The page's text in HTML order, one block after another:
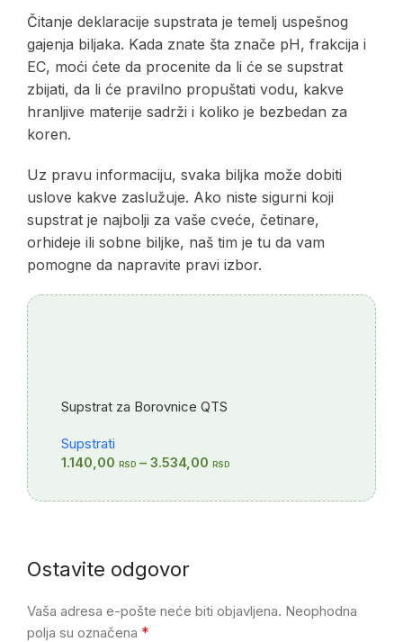
Čitanje deklaracije supstrata je temelj uspešnog
gajenja biljaka. Kada znate šta znače pH, frakcija i
EC, moći ćete da procenite da li će se supstrat
zbijati, da li će pravilno propuštati vodu, kakve
hranljive materije sadrži i koliko je bezbedan za
koren.
Uz pravu informaciju, svaka biljka može dobiti
uslove kakve zaslužuje. Ako niste sigurni koji
supstrat je najbolji za vaše cveće, četinare,
orhideje ili sobne biljke, naš tim je tu da vam
pomogne da napravite pravi izbor.
Supstrat za Borovnice QTS
Supstrati
1.140,00 RSD – 3.534,00 RSD
Ostavite odgovor
Vaša adresa e-pošte neće biti objavljena. Neophodna
polja su označena *